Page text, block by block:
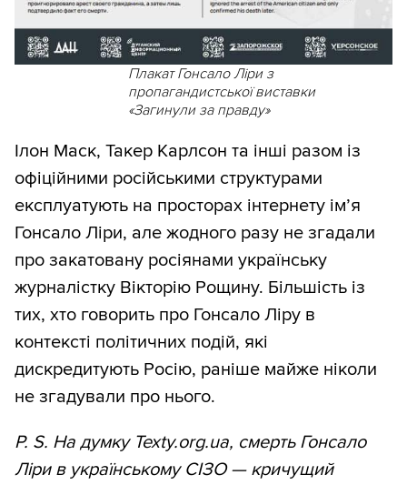
Плакат Гонсало Ліри з
пропагандистської виставки
«Загинули за правду»
Ілон Маск, Такер Карлсон та інші разом із
офіційними російськими структурами
експлуатують на просторах інтернету ім’я
Гонсало Ліри, але жодного разу не згадали
про закатовану росіянами українську
журналістку Вікторію Рощину. Більшість із
тих, хто говорить про Гонсало Ліру в
контексті політичних подій, які
дискредитують Росію, раніше майже ніколи
не згадували про нього.
P. S. На думку Texty.org.ua, смерть Гонсало
Ліри в українському СІЗО — кричущий